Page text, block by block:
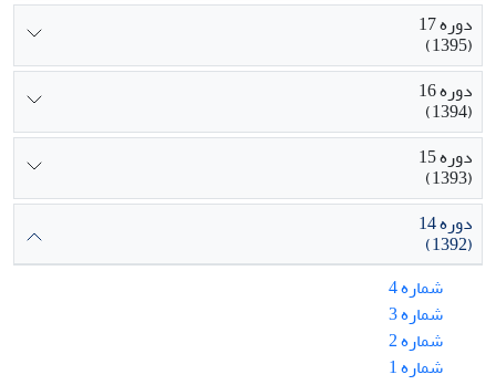
دوره 17
(1395)
دوره 16
(1394)
دوره 15
(1393)
دوره 14
(1392)
شماره 4
شماره 3
شماره 2
شماره 1